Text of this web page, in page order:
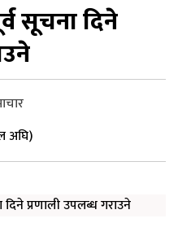
सूचना दिने
अघि)